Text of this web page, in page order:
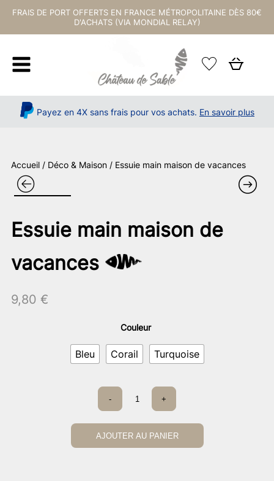
FRAIS DE PORT OFFERTS EN FRANCE MÉTROPOLITAINE DÈS 80€
D'ACHATS (VIA MONDIAL RELAY)
Payez en 4X sans frais pour vos achats. En savoir plus
Accueil / Déco & Maison / Essuie main maison de vacances
Essuie main maison de
vacances
9,80 €
Couleur
Bleu Corail Turquoise
quantité
Essuie
main
maison
- +
AJOUTER AU PANIER